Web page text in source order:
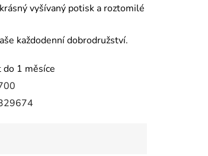
vyšívaný potisk a roztomilé
každodenní dobrodružství.
1 měsíce